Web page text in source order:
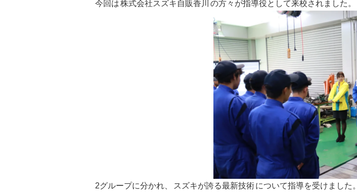
今回は株式会社スズキ自販香川 の方々が指導役として来校されました。
2グループに分かれ、 スズキが誇る最新技術について指導を受けました。